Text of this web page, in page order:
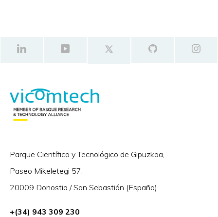
Parque Científico y Tecnológico de Gipuzkoa,
Paseo Mikeletegi 57,
20009 Donostia / San Sebastián (España)
+(34) 943 309 230